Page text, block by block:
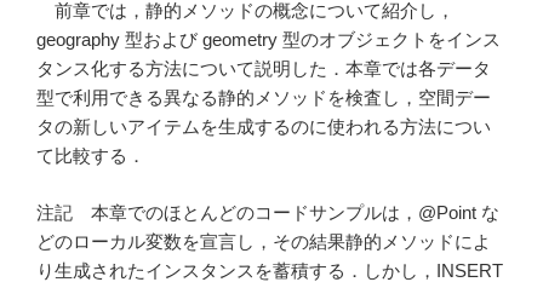
前章では，静的メソッドの概念について紹介し，
geography 型および geometry 型のオブジェクトをインス
タンス化する方法について説明した．本章では各データ
型で利用できる異なる静的メソッドを検査し，空間デー
タの新しいアイテムを生成するのに使われる方法につい
て比較する．
注記 本章でのほとんどのコードサンプルは，@Point な
どのローカル変数を宣言し，その結果静的メソッドによ
り生成されたインスタンスを蓄積する．しかし，INSERT